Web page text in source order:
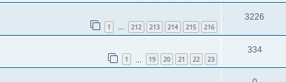
1 … 212 213 214 215 216
3226
1 19 20 21 22 23
334